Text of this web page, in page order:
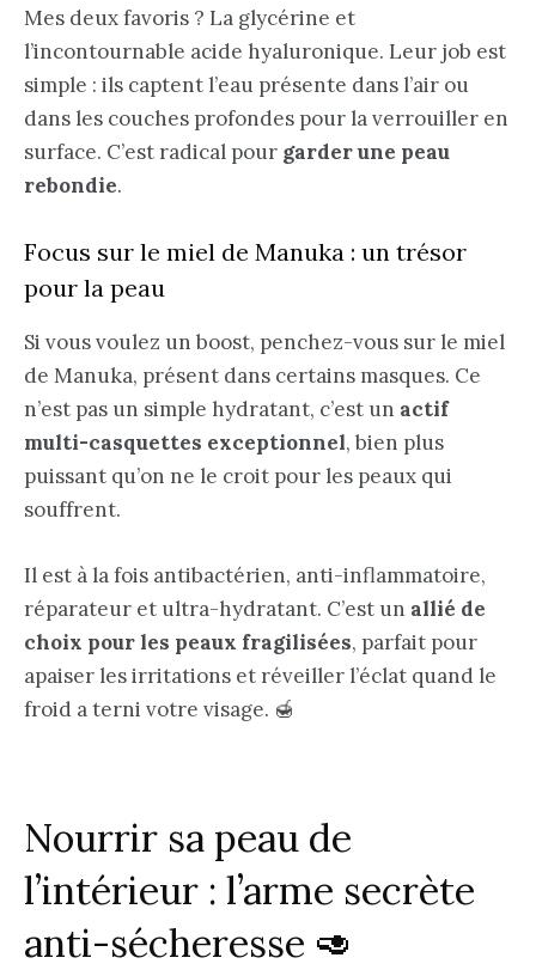
Mes deux favoris ? La glycérine et
l’incontournable acide hyaluronique. Leur job est
simple : ils captent l’eau présente dans l’air ou
dans les couches profondes pour la verrouiller en
surface. C’est radical pour garder une peau
rebondie.
Focus sur le miel de Manuka : un trésor
pour la peau
Si vous voulez un boost, penchez-vous sur le miel
de Manuka, présent dans certains masques. Ce
n’est pas un simple hydratant, c’est un actif
multi-casquettes exceptionnel, bien plus
puissant qu’on ne le croit pour les peaux qui
souffrent.
Il est à la fois antibactérien, anti-inflammatoire,
réparateur et ultra-hydratant. C’est un allié de
choix pour les peaux fragilisées, parfait pour
apaiser les irritations et réveiller l’éclat quand le
froid a terni votre visage. 🍯
Nourrir sa peau de
l’intérieur : l’arme secrète
anti-sécheresse 🥑